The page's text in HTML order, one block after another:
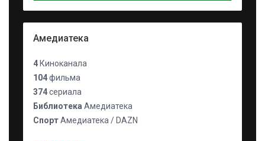
Амедиатека
4 Киноканала
104фильма
374сериала
Библиотека Амедиатека
СпортАмедиатека / DAZN